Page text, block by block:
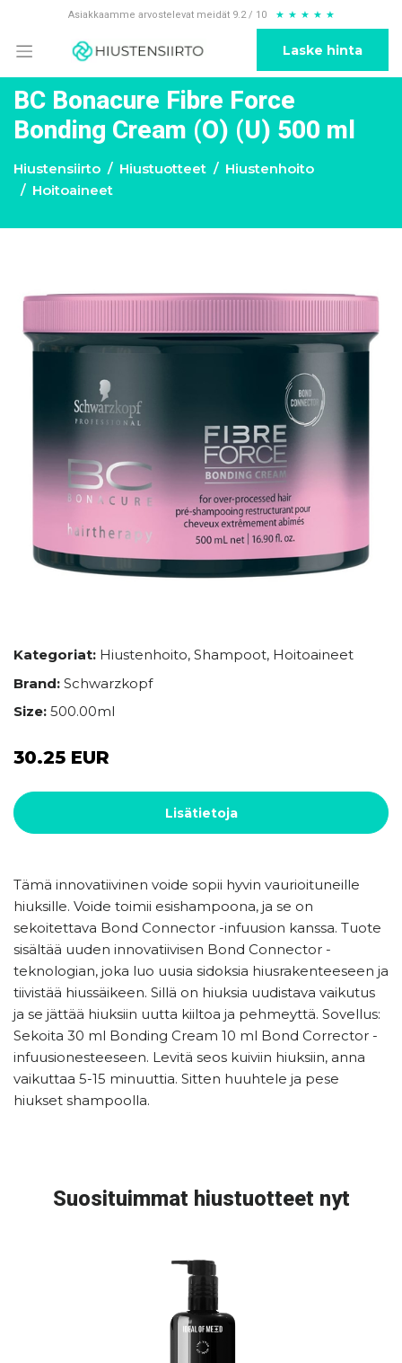
Asiakkaamme arvostelevat meidät 9.2 / 10 ★ ★ ★ ★ ★
Laske hinta
BC Bonacure Fibre Force
Bonding Cream (O) (U) 500 ml
Hiustensiirto Hiustuotteet
Hiustenhoito
Hoitoaineet
Kategoriat: Hiustenhoito, Shampoot, Hoitoaineet
Brand: Schwarzkopf
Size: 500.00ml
30.25 EUR
Lisätietoja
Tämä innovatiivinen voide sopii hyvin vaurioituneille
hiuksille. Voide toimii esishampoona, ja se on
sekoitettava Bond Connector -infuusion kanssa. Tuote
sisältää uuden innovatiivisen Bond Connector -
teknologian, joka luo uusia sidoksia hiusrakenteeseen ja
tiivistää hiussäikeen. Sillä on hiuksia uudistava vaikutus
ja se jättää hiuksiin uutta kiiltoa ja pehmeyttä. Sovellus:
Sekoita 30 ml Bonding Cream 10 ml Bond Corrector -
infuusionesteeseen. Levitä seos kuiviin hiuksiin, anna
vaikuttaa 5-15 minuuttia. Sitten huuhtele ja pese
hiukset shampoolla.
Suosituimmat hiustuotteet nyt